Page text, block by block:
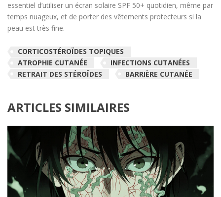
essentiel d’utiliser un écran solaire SPF 50+ quotidien, même par
temps nuageux, et de porter des vêtements protecteurs si la
peau est très fine.
CORTICOSTÉROÏDES TOPIQUES
ATROPHIE CUTANÉE
INFECTIONS CUTANÉES
RETRAIT DES STÉROÏDES
BARRIÈRE CUTANÉE
ARTICLES SIMILAIRES